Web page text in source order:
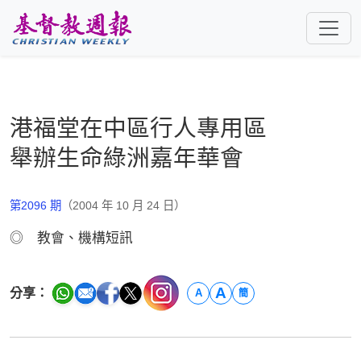
港福堂在中區行人專用區
舉辦生命綠洲嘉年華會
第2096 期 （2004 年 10 月 24 日）
◎ 教會、機構短訊
分享： A A 簡